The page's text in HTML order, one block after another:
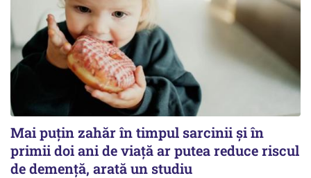
Mai puțin zahăr în timpul sarcinii și în
primii doi ani de viață ar putea reduce riscul
de demență, arată un studiu